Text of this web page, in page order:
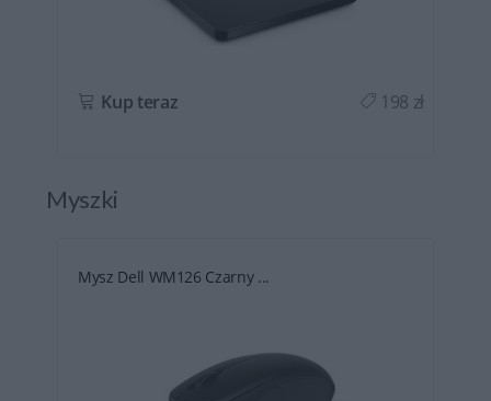
Kup teraz 198 zł
Myszki
Mysz Dell WM126 Czarny ...